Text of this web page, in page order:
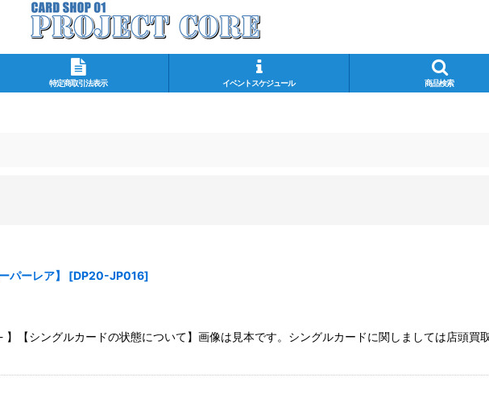
特定商取引法表示 イベントスケジュール 商品検索
絞り込む
パーレア】 [DP20-JP016]
【シングルカードの状態について】画像は見本です。シングルカードに関しましては店頭買